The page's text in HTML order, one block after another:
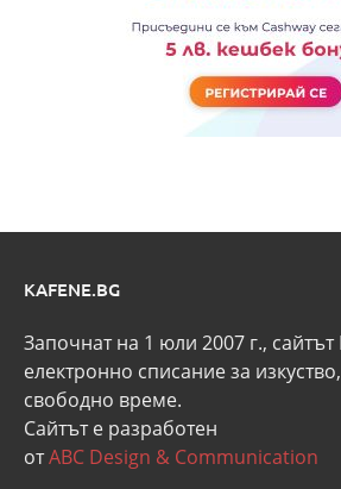
KAFENE.BG
Започнат на 1 юли 2007 г., сайтът
eлектронно списание за
свободно време.
Сайтът е разработен
отABC Design & Communication